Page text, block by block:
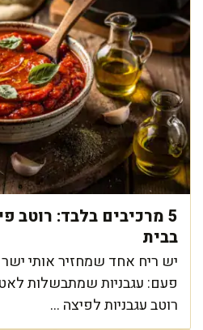
5 מרכיבים בלבד: רוטב
בבית
יש ריח אחד שמחזיר אותי
פעם: עגבניות שמתבשלות לאט
רוטב עגבניות לפיצה ...